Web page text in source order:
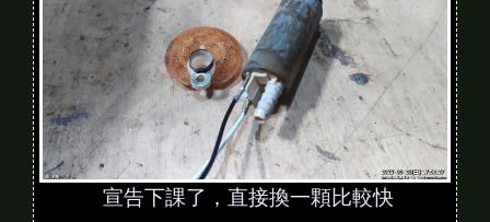
宣告下課了，直接換一顆比較快